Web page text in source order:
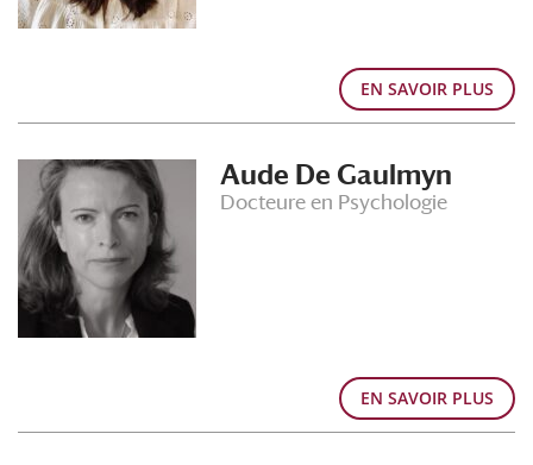
EN SAVOIR PLUS
Aude De Gaulmyn
Docteure en Psychologie
EN SAVOIR PLUS